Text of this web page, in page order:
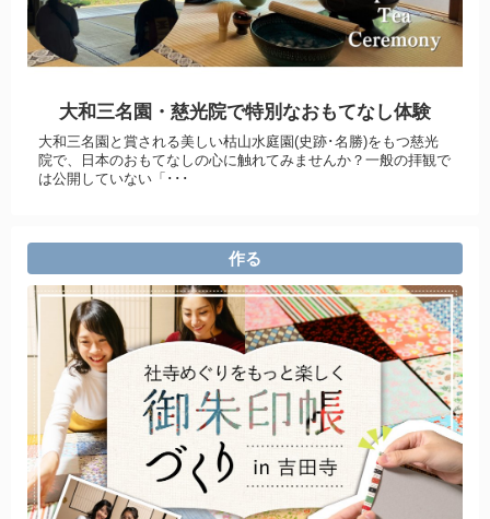
大和三名園・慈光院で特別なおもてなし体験
大和三名園と賞される美しい枯山水庭園(史跡･名勝)をもつ慈光
院で、日本のおもてなしの心に触れてみませんか？一般の拝観で
は公開していない「･･･
作る